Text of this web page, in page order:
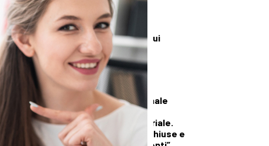
DEMOGRAFICA
Perché investire sui
ventenni triplica il
benessere di tutti
SALUTE E BENESSERE
Maxi incendio a Finale
Emilia, in fiamme
capannone industriale.
L’Ausl: “Finestre chiuse e